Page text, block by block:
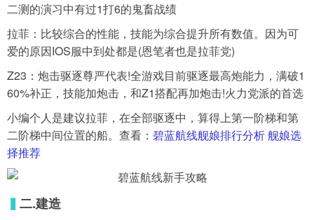
二测的演习中有过1打6的鬼畜战绩
拉菲：比较综合的性能，技能为综合提升所有数值。因为可
爱的原因IOS服中到处都是(恩笔者也是拉菲党)
Z23：炮击驱逐尊严代表!全游戏目前驱逐最高炮能力，满破1
60%补正，技能加炮击，和Z1搭配再加炮击!火力党派的首选
小编个人是建议拉菲，在全部驱逐中，算得上第一阶梯和第
二阶梯中间位置的船。查看： 碧蓝航线舰娘排行分析 舰娘选
择推荐
▍二.建造